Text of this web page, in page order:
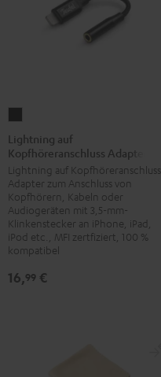
auf
Kopfhöreranschluss
Adapter
Schwarz
Lightning auf
Kopfhöreranschluss Adapter
Lightning auf Kopfhöreranschluss
Adapter zum Anschluss von
Kopfhörern, Kabeln oder
Audiogeräten mit 3,5-mm-
Klinkenstecker an iPhone, iPad,
iPod etc., MFI zertfiziert, 100 %
kompatibel
16,99 €